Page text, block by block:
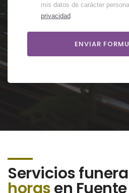
mis datos de carácter
privacidad.
Servicios
horasen